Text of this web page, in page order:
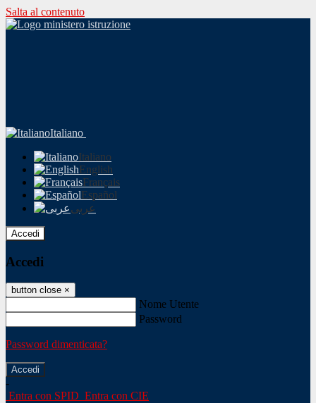
Salta al contenuto
Italiano
Italiano
English
Français
Español
عربى
Accedi
Accedi
button close ×
Nome Utente
Password
Password dimenticata?
-
Entra con SPID Entra con CIE